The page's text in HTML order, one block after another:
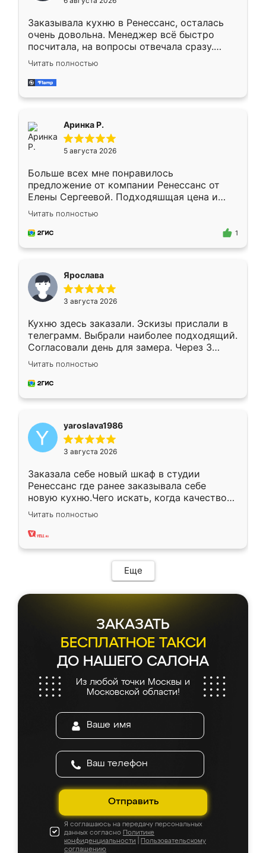
мебели буду заказывать только здесь.
Заказывала кухню в Ренессанс, осталась
очень довольна. Менеджер всё быстро
посчитала, на вопросы отвечала сразу.
Замерщик приехал в субботу, подошёл к
делу со всей ответственностью. Собрали
за день, ребята работали аккуратно, даже
Читать полностью
Аринка Р.
5 августа 2026
Больше всех мне понравилось
предложение от компании Ренессанс от
Елены Сергеевой. Подходяшщая цена и
короткие сроки изготовления. Приехавший
для замера сотрудник Владислав
предложил по моему эскизу самый
Читать полностью
1
Ярослава
3 августа 2026
Кухню здесь заказали. Эскизы прислали в
телеграмм. Выбрали наиболее подходящий.
Согласовали день для замера. Через 3
недели кухня была уже готова. Остались
довольны работой. Спасибо Ренессанс
мебель за качественную работу!
Читать полностью
yaroslava1986
3 августа 2026
Заказала себе новый шкаф в студии
Ренессанс где ранее заказывала себе
новую кухню.Чего искать, когда качеством
вполне довольна. Служит кухня уже почти
два года, нареканий нет.
Читать полностью
Еще
ЗАКАЗАТЬ
БЕСПЛАТНОЕ ТАКСИ
ДО НАШЕГО САЛОНА
Из любой точки Москвы и
Московской области!
Отправить
Я соглашаюсь на передачу персональных
данных согласно Политике
конфиденциальности
Пользовательскому
соглашению